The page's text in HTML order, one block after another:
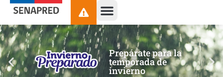
contenido
Prepárate para la
temporada de
invierno